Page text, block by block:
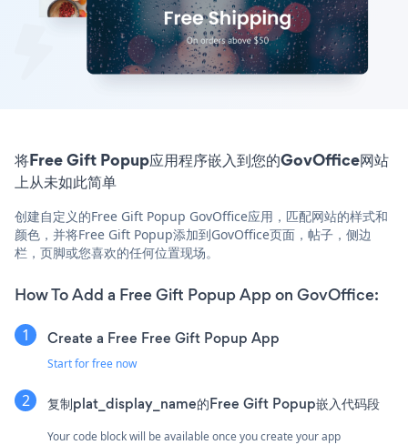
将Free Gift Popup应用程序嵌入到您的GovOffice网站
上从未如此简单
创建自定义的Free Gift Popup GovOffice应用，匹配网站的样式和
颜色，并将Free Gift Popup添加到GovOffice页面，帖子，侧边
栏，页脚或您喜欢的任何位置现场。
How To Add a Free Gift Popup App on GovOffice:
Create a Free Free Gift Popup App
Start for free now
复制plat_display_name的Free Gift Popup嵌入代码段
Your code block will be available once you create your app